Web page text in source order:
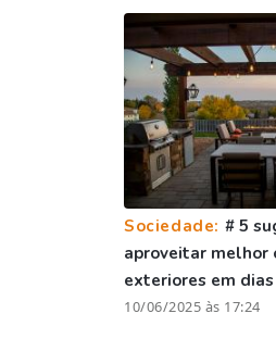
Sociedade: # 5
aproveitar melhor
exteriores em
10/06/2025 às 17:24